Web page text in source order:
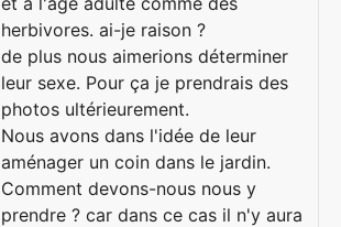
herbivores. ai-je raison ?
de plus nous aimerions déterminer
leur sexe. Pour ça je prendrais des
photos ultérieurement.
Nous avons dans l'idée de leur
aménager un coin dans le jardin.
Comment devons-nous nous y
prendre ? car dans ce cas il n'y aura